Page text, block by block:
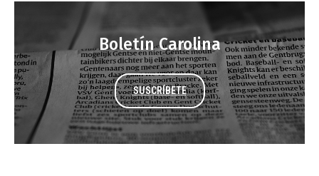
Boletín Carolina
SUSCRÍBETE